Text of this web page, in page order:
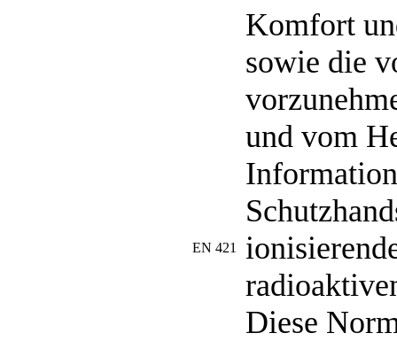
Komfort
sowie die
und vom
EN 421
Diese